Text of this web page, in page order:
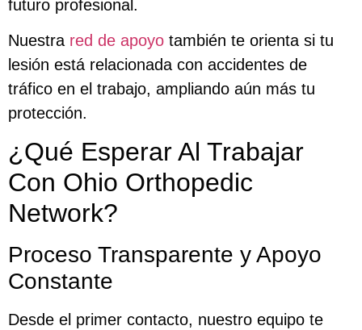
futuro profesional.
Nuestra red de apoyo también te orienta si tu
lesión está relacionada con accidentes de
tráfico en el trabajo, ampliando aún más tu
protección.
¿Qué Esperar Al Trabajar
Con Ohio Orthopedic
Network?
Proceso Transparente y Apoyo
Constante
Desde el primer contacto, nuestro equipo te